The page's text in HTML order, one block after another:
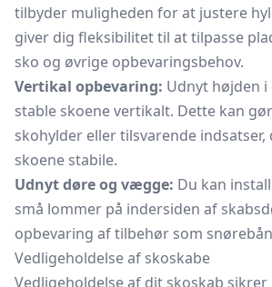
tilbyder muligheden for at justere
giver dig fleksibilitet til at tilpasse
sko og øvrige opbevaringsbehov.
Vertikal opbevaring: Udnyt højden
stable skoene vertikalt. Dette kan
skohylder eller tilsvarende
skoene stabile.
Udnyt døre og vægge: Du kan
små lommer på indersiden af
opbevaring af tilbehør som
Vedligeholdelse af skoskabe
Vedligeholdelse af dit skoskab